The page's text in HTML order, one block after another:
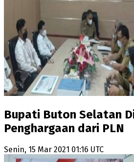
Bupati Buton Selatan
Penghargaan dari PLN
Senin, 15 Mar 2021 01:16 UTC